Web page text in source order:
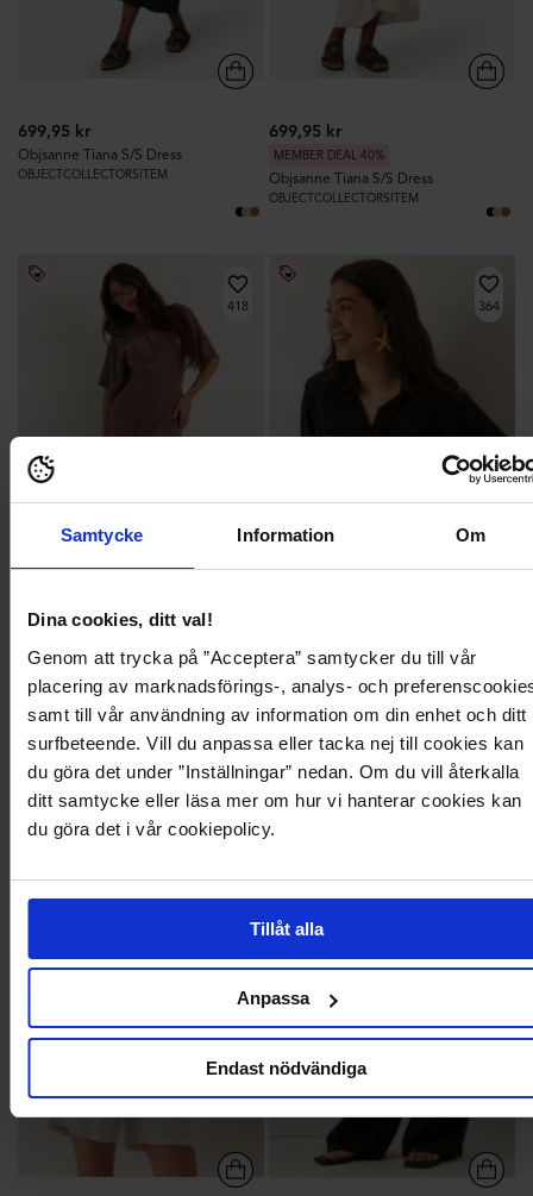
Samtycke Information Om
Dina cookies, ditt val!
Genom att trycka på ”Acceptera” samtycker du till vår
placering av marknadsförings-, analys- och
samt till vår användning av information om din enhet och ditt
surfbeteende. Vill du anpassa eller tacka nej till cookies kan
du göra det under ”Inställningar” nedan. Om du vill återkalla
ditt samtycke eller läsa mer om hur vi hanterar cookies kan
du göra det i vår cookiepolicy.
Tillåt alla
Anpassa
Endast nödvändiga
699,95 kr
Objsanne Tiana S/S Dress
OBJECTCOLLECTORSITEM
699,95 kr
MEMBER DEAL 40%
Objsanne Tiana S/S Dress
OBJECTCOLLECTORSITEM
418
1 399,95 kr
Slfviva Regular Linen Blend Dress
SELECTED
364
449,95 kr
Linen Shirt
BUBBLEROOM